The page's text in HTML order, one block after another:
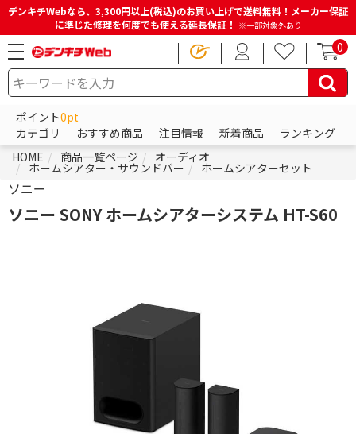
デンキチWebなら、3,300円以上(税込)のお買い上げで送料無料！メーカー保証
に準じた修理を何度でも使える延長保証！ ※一部対象外あり
0
ポイント0pt
カテゴリ
おすすめ商品 注目情報 新着商品
ランキング
HOME
商品一覧ページ オーディオ
ホームシアター・サウンドバー ホームシアターセット
ソニー
ソニー SONY ホームシアターシステム HT-S60